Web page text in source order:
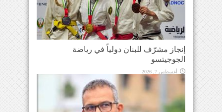
إنجاز مشرّف للبنان دولياً في رياضة
الجوجيتسو
أغسطس 7, 2026